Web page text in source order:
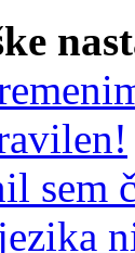
sem